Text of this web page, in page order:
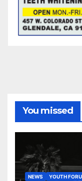
You missed
NEWS YOUTH